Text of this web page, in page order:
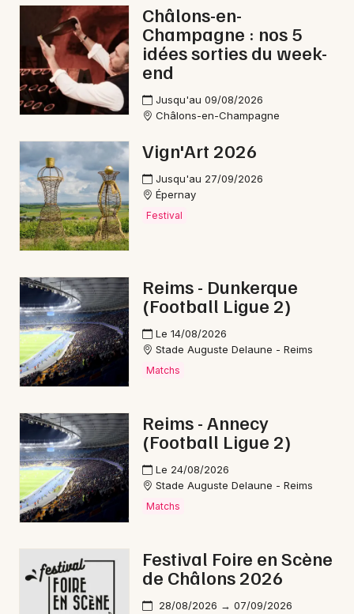
Expos
Sorties & loisirs
Fête foraine en Champagne-Ardenne
Newsletter des sorties
Actus dans la Marne
Magazine dans la Marne
Choisir mes départements
Mon email
Châlons-en-
Champagne : nos 5
idées sorties du week-
end
Jusqu'au 09/08/2026
Châlons-en-Champagne
Vign'Art 2026
Jusqu'au 27/09/2026
Épernay
Festival
Reims - Dunkerque
(Football Ligue 2)
Le 14/08/2026
Stade Auguste Delaune - Reims
Matchs
Reims - Annecy
(Football Ligue 2)
Le 24/08/2026
Stade Auguste Delaune - Reims
Matchs
Festival Foire en Scène
de Châlons 2026
28/08/2026 → 07/09/2026